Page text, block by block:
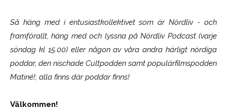
Så häng med i entusiastkollektivet som ärNördliv- och
framförallt, häng med och lyssna på Nördliv Podcast (varje
söndag kl 15.00) eller någon av våra andra härligt nördiga
poddar, den nischade Cultpodden samt populärfilmspodden
Matiné!; alla finns där poddar finns!
Välkommen!